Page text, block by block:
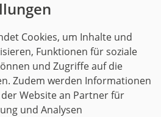
Cookies, um Inhalte und
Funktionen für soziale
und Zugriffe auf die
Zudem werden Informationen
Website an Partner für
und Analysen